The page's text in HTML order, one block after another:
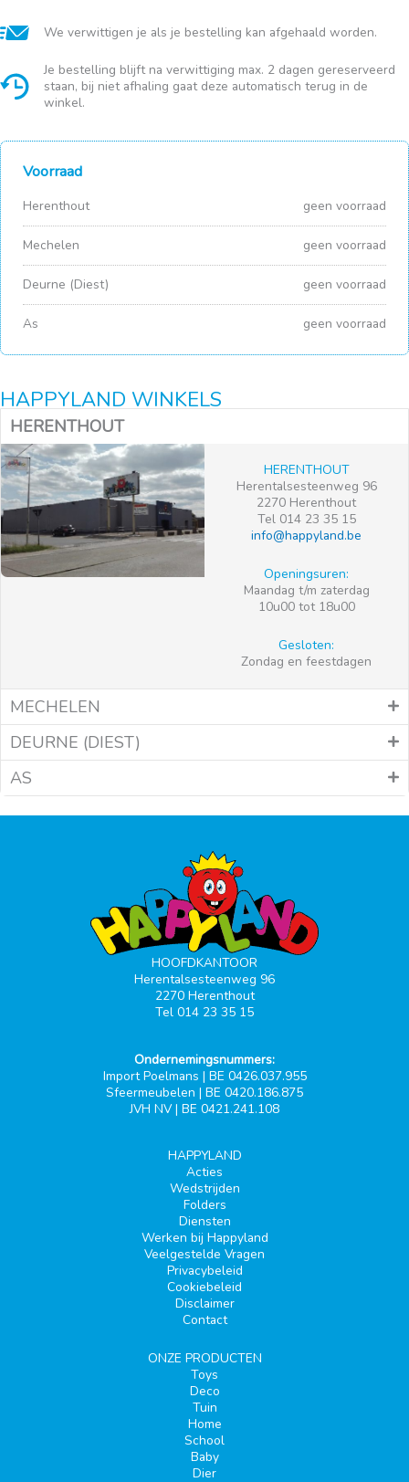
We verwittigen je als je bestelling kan afgehaald worden.
Je bestelling blijft na verwittiging max. 2 dagen gereserveerd
staan, bij niet afhaling gaat deze automatisch terug in de
winkel.
Voorraad
Herenthout geen voorraad
Mechelen geen voorraad
Deurne (Diest) geen voorraad
As geen voorraad
HAPPYLAND WINKELS
HERENTHOUT
HERENTHOUT
Herentalsesteenweg 96
2270 Herenthout
Tel 014 23 35 15
info@happyland.be
Openingsuren:
Maandag t/m zaterdag
10u00 tot 18u00
Gesloten:
Zondag en feestdagen
MECHELEN
DEURNE (DIEST)
AS
HOOFDKANTOOR
Herentalsesteenweg 96
2270 Herenthout
Tel 014 23 35 15
Ondernemingsnummers:
Import Poelmans | BE 0426.037.955
Sfeermeubelen | BE 0420.186.875
JVH NV | BE 0421.241.108
HAPPYLAND
Acties
Wedstrijden
Folders
Diensten
Werken bij Happyland
Veelgestelde Vragen
Privacybeleid
Cookiebeleid
Disclaimer
Contact
ONZE PRODUCTEN
Toys
Deco
Tuin
Home
School
Baby
Dier